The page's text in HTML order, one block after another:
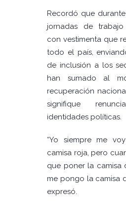
Recordó que
jornadas de
con vestimenta que
todo el país,
de inclusión a los
han sumado al
recuperación
signifique
identidades políticas.
“Yo siempre me
camisa roja, pero
que poner la camisa
me pongo la camisa
expresó.